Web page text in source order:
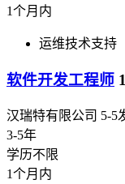
1个月内
运维技术支持
软件开发工程师
汉瑞特有限公司 5-5
3-5年
学历不限
1个月内